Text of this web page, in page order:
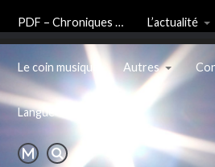
PDF – Chroniques … L’actualité
Le coin musique Autres
Langue